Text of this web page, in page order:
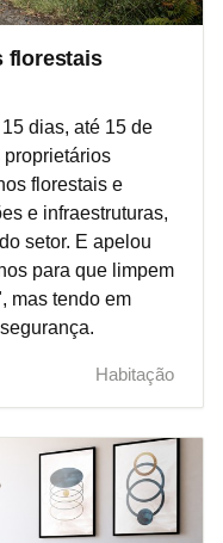
florestais
dias, até 15 de
proprietários
florestais e
e infraestruturas,
setor. E apelou
para que limpem
mas tendo em
Habitação